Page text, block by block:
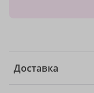
Доставка